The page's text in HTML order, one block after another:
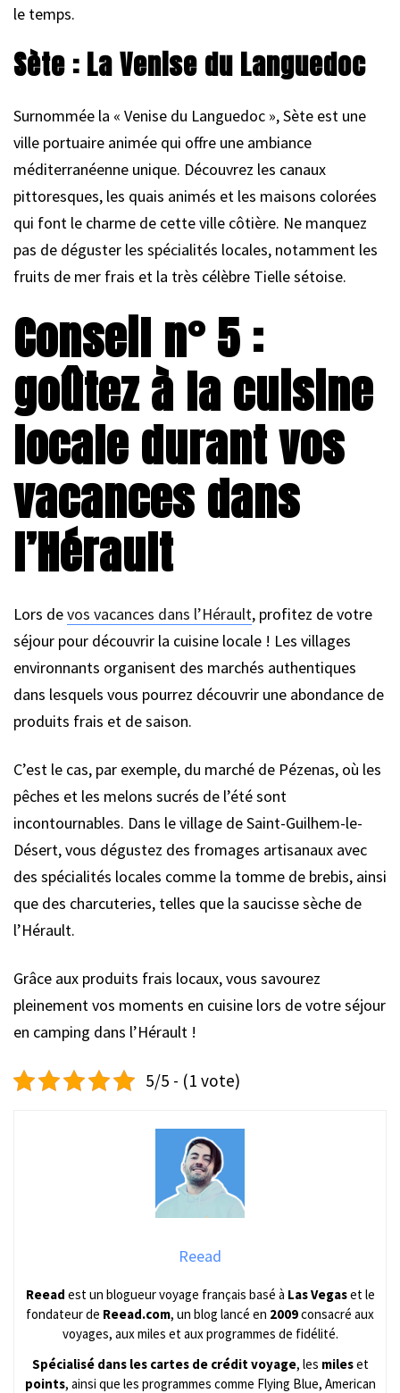
le temps.
Sète : La Venise du Languedoc
Surnommée la « Venise du Languedoc », Sète est une
ville portuaire animée qui offre une ambiance
méditerranéenne unique. Découvrez les canaux
pittoresques, les quais animés et les maisons colorées
qui font le charme de cette ville côtière. Ne manquez
pas de déguster les spécialités locales, notamment les
fruits de mer frais et la très célèbre Tielle sétoise.
Conseil n° 5 :
goûtez à la cuisine
locale durant vos
vacances dans
l’Hérault
Lors devos vacances dans l’Hérault, profitez de votre
séjour pour découvrir la cuisine locale ! Les villages
environnants organisent des marchés authentiques
dans lesquels vous pourrez découvrir une abondance de
produits frais et de saison.
C’est le cas, par exemple, du marché de Pézenas, où les
pêches et les melons sucrés de l’été sont
incontournables. Dans le village de Saint-Guilhem-le-
Désert, vous dégustez des fromages artisanaux avec
des spécialités locales comme la tomme de brebis, ainsi
que des charcuteries, telles que la saucisse sèche de
l’Hérault.
Grâce aux produits frais locaux, vous savourez
pleinement vos moments en cuisine lors de votre séjour
en camping dans l’Hérault !
5/5 - (1 vote)
Reead
Reead est un blogueur voyage français basé à Las Vegaset le
fondateur de Reead.com, un blog lancé en 2009consacré aux
voyages, aux miles et aux programmes de fidélité.
Spécialisé dans les cartes de crédit voyage, les mileset
points, ainsi que les programmes comme Flying Blue, American